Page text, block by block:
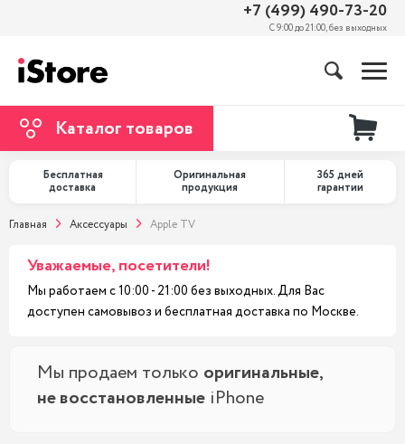
+7 (499) 490-73-20
С 9:00 до 21:00, без выходных
Каталог товаров
Бесплатная
доставка
Оригинальная
продукция
365 дней
гарантии
Главная Аксессуары Apple TV
Уважаемые, посетители!
Мы работаем с 10:00 - 21:00 без выходных. Для Вас
доступен самовывоз и бесплатная доставка по Москве.
Мы продаем только оригинальные,
не восстановленные iPhone